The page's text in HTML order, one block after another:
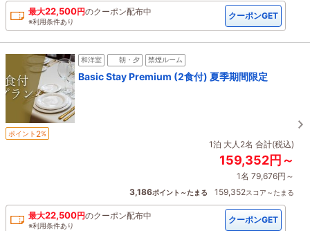
最大22,500円のクーポン配布中
※利用条件あり
クーポンGET
和洋室 朝・夕 禁煙ルーム
Basic Stay Premium (2食付) 夏季期間限定
ポイント 2%
1泊 大人2名 合計(税込)
159,352円～
1名 79,676円～
3,186ポイント～たまる 159,352スコア～たまる
最大22,500円のクーポン配布中
※利用条件あり
クーポンGET